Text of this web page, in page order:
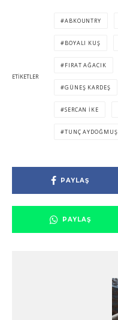
ETIKETLER
ABKOUNTRY
BOYALI KUŞ
FIRAT AĞACIK
GÜNEŞ KARDEŞ
SERCAN IKE
TUNÇ AYDOĞMUŞ
PAYLAŞ
PAYLAŞ